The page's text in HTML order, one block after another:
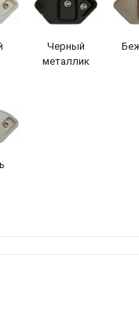
Черный
металлик